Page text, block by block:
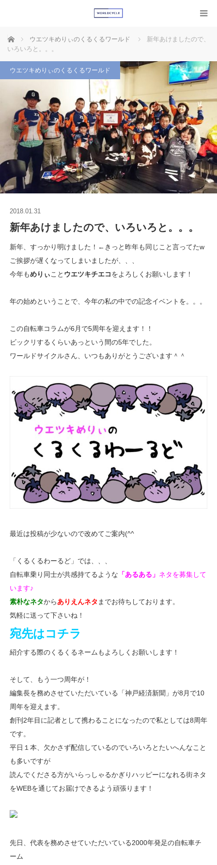
ホーム ウエツキめりぃのくるくるワールド
新年あけましたので、
いろいろと。。。
ウエツキめりぃのくるくるワールド
2018.01.31
新年あけましたので、いろいろと。。。
新年、すっかり明けました！←きっと昨年も同じこと言ってたw
ご挨拶が遅くなってしまいましたが、、、
今年もめりぃこと ウエツキチエコをよろしくお願いします！
年の始めということで、今年の私の中での記念イベントを。。。
この自転車コラムが6月で5周年を迎えます！！
ビックリするくらいあっという間の5年でした。
ワールドサイクルさん、いつもありがとうございます＾＾
最近は投稿が少ないので改めてご案内(^^ゞ
「くるくるわーるど」では、、、
自転車乗り同士が共感持てるような 「あるある」 ネタを募集して
います♪
素朴なネタからありえんネタ までお待ちしております。
気軽に送って下さいね！
宛先はコチラ
紹介する際のくるくるネームもよろしくお願いします！
そして、もう一つ周年が！
編集長を務めさせていただいている「神戸経済新聞」が8月で10
周年を迎えます。
創刊2年目に記者として携わることになったので私としては8周年
です。
平日１本、欠かさず配信しているのでいろいろとたいへんなこと
も多いですが
読んでくださる方がいらっしゃるかぎりハッピーになれる街ネタ
をWEBを通じてお届けできるよう頑張ります！
先日、代表を務めさせていただいている2000年発足の自転車チ
ーム